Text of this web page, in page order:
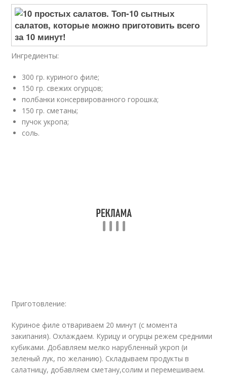
Ингредиенты:
300 гр. куриного филе;
150 гр. свежих огурцов;
полбанки консервированного горошка;
150 гр. сметаны;
пучок укропа;
соль.
Приготовление:
Куриное филе отвариваем 20 минут (с момента
закипания). Охлаждаем. Курицу и огурцы режем средними
кубиками. Добавляем мелко нарубленный укроп (и
зеленый лук, по желанию). Складываем продукты в
салатницу, добавляем сметану,солим и перемешиваем.